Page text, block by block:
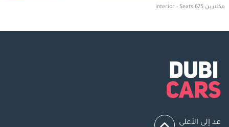
مكلارين 675 interior - Seats
عد إلى الأعلى